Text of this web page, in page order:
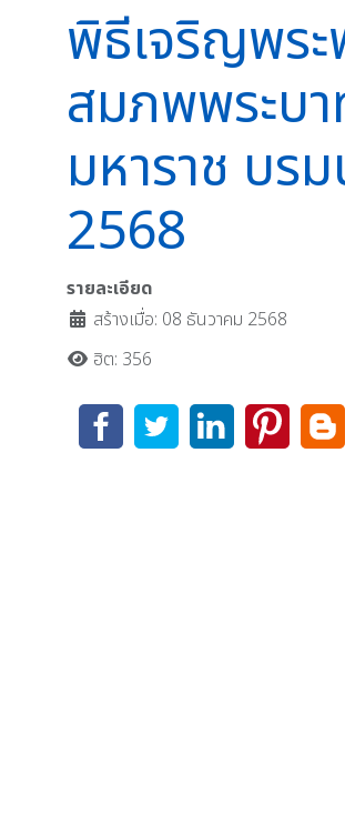
พิธีเจริญพร
สมภพพระบ
มหาราช บร
2568
รายละเอียด
สร้างเมื่อ: 08 ธันวาคม 2568
ฮิต: 356